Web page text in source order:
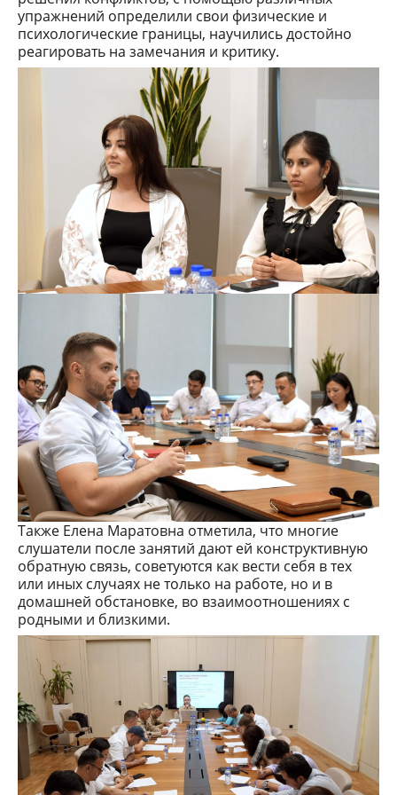
упражнений определили свои физические и
психологические границы, научились достойно
реагировать на замечания и критику.
Также Елена Маратовна отметила, что многие
слушатели после занятий дают ей конструктивную
обратную связь, советуются как вести себя в тех
или иных случаях не только на работе, но и в
домашней обстановке, во взаимоотношениях с
родными и близкими.